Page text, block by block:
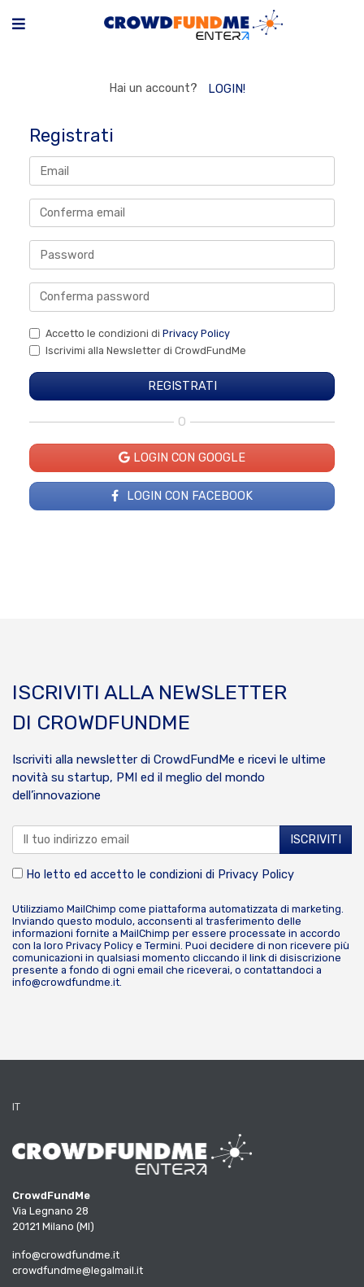
Hai un account? LOGIN!
Registrati
Accetto le condizioni di Privacy Policy
Iscrivimi alla Newsletter di CrowdFundMe
O
LOGIN CON GOOGLE
LOGIN CON FACEBOOK
ISCRIVITI ALLA NEWSLETTER
DI CROWDFUNDME
Iscriviti alla newsletter di CrowdFundMe e ricevi le ultime
novità su startup, PMI ed il meglio del mondo
dell’innovazione
Ho letto ed accetto le condizioni di Privacy Policy
Utilizziamo MailChimp come piattaforma automatizzata di marketing.
Inviando questo modulo, acconsenti al trasferimento delle
informazioni fornite a MailChimp per essere processate in accordo
con la loro Privacy Policy e Termini. Puoi decidere di non ricevere più
comunicazioni in qualsiasi momento cliccando il link di disiscrizione
presente a fondo di ogni email che riceverai, o contattandoci a
info@crowdfundme.it.
IT
CrowdFundMe
Via Legnano 28
20121 Milano (MI)
info@crowdfundme.it
crowdfundme@legalmail.it